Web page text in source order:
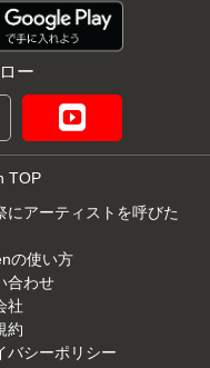
ー
TOP
にアーティストを呼びた
の使い方
合わせ
社
約
バシーポリシー